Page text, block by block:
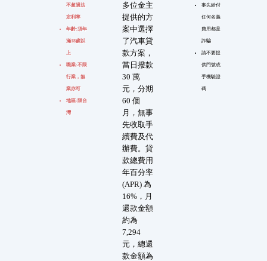
不超過法
定利率
年齡:須年
滿18歲以
上
職業:不限
行業，無
業亦可
地區:限台
灣
多位金主
提供的方
案中選擇
了汽車貸
款方案，
當日撥款
30 萬
元，分期
60 個
月，無事
先收取手
續費及代
辦費。貸
款總費用
年百分率
(APR) 為
16%，月
還款金額
約為
7,294
元，總還
款金額為
事先給付
任何名義
費用都是
詐騙
請不要提
供門號或
手機驗證
碼